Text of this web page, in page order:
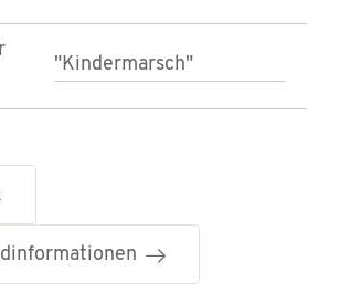
"Kindermarsch"